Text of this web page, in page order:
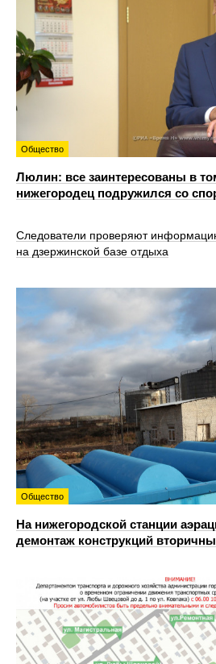
Общество
Люлин: все заинтересованы в
нижегородец подружился со
Следователи проверяют
на дзержинской базе отдыха
Общество
На нижегородской станции
демонтаж конструкций